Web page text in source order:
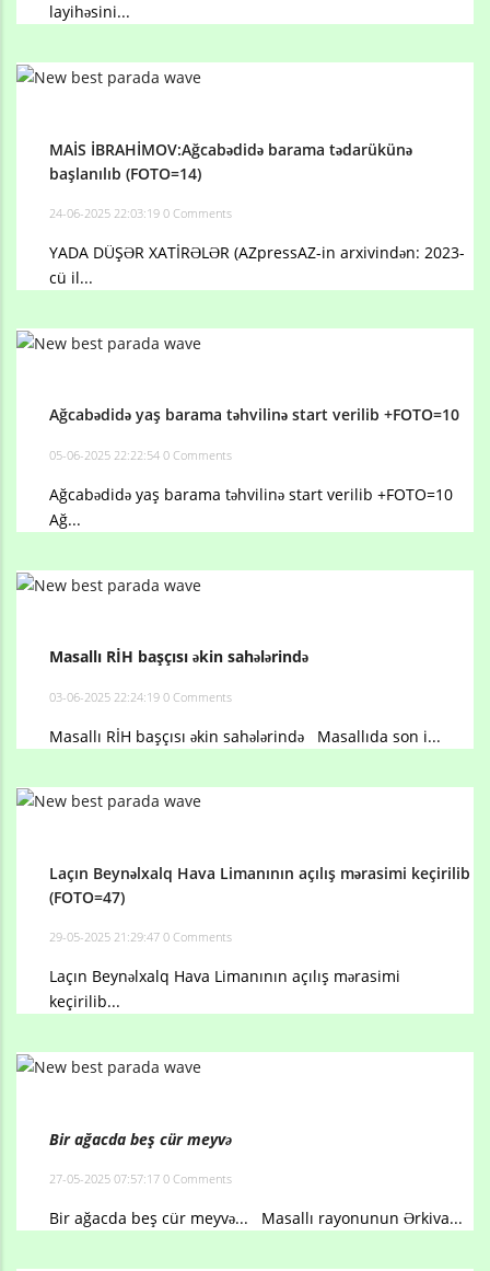
layihəsini...
MAİS İBRAHİMOV:Ağcabədidə barama tədarükünə
başlanılıb (FOTO=14)
24-06-2025 22:03:19 0 Comments
YADA DÜŞƏR XATİRƏLƏR (AZpressAZ-in arxivindən: 2023-
cü il...
Ağcabədidə yaş barama təhvilinə start verilib +FOTO=10
05-06-2025 22:22:54 0 Comments
Ağcabədidə yaş barama təhvilinə start verilib +FOTO=10
Ağ...
Masallı RİH başçısı əkin sahələrində
03-06-2025 22:24:19 0 Comments
Masallı RİH başçısı əkin sahələrində Masallıda son i...
Laçın Beynəlxalq Hava Limanının açılış mərasimi keçirilib
(FOTO=47)
29-05-2025 21:29:47 0 Comments
Laçın Beynəlxalq Hava Limanının açılış mərasimi
keçirilib...
Bir ağacda beş cür meyvə
27-05-2025 07:57:17 0 Comments
Bir ağacda beş cür meyvə... Masallı rayonunun Ərkiva...